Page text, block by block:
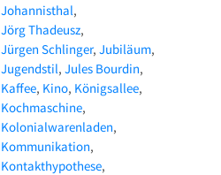
Johannisthal
Jörg Thadeusz
Jürgen Schlinger Jubiläum
Jugendstil Jules Bourdin
Kaffee Kino Königsallee
Kochmaschine
Kolonialwarenladen
Kommunikation
Kontakthypothese